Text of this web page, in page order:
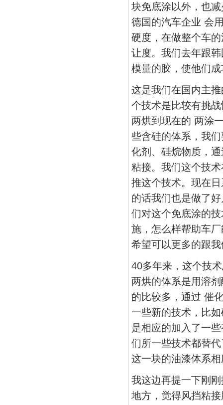
块免底涂以外，也
德国的汽车企业 会
硬度，在做整个车
让度。我们去年跟
模量的胶，使他们
这是我们在国内主
个技术是比较有挑
两烘到现在的 两涂
些含硅的体系，我
化剂、硅烷物质，
粘接。我们这个技
推这个技术。现在
的话我们也是做了
们对这个免底涂的
施，怎么样帮助车
希望可以更多的跟
40多年来，这个技
两烘的体系是用溶
的比较多，通过 催
一些新的技术，比
是相应的加入了一
们所一些技术都替
这一块的油漆体系
我这边再提一下刚
地方，觉得风挡粘